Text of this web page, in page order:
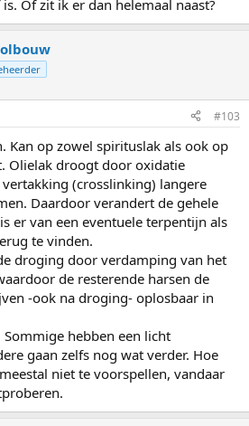
Of zit ik er dan helemaal naast?
#103
Kan op zowel spirituslak als ook op
Olielak droogt door oxidatie
(crosslinking) langere
Daardoor verandert de gehele
er van een eventuele terpentijn als
te vinden.
droging door verdamping van het
de resterende harsen de
-ook na droging- oplosbaar in
hebben een licht
gaan zelfs nog wat verder. Hoe
niet te voorspellen, vandaar